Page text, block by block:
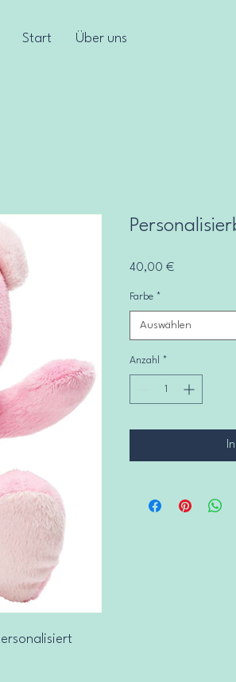
Start Über uns
40,00 €Preis
Farbe *
Auswählen
Anzahl *